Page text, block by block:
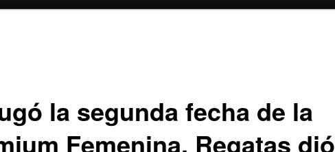
la segunda fecha de la
Femenina. Regatas dió